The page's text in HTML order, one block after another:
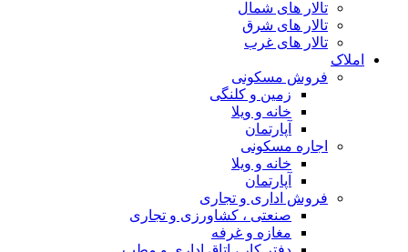
تالار های شمال
تالار های شرق
تالار های غرب
املاک
فروش مسکونی
زمین و کلنگی
خانه و ویلا
آپارتمان
اجاره مسکونی
خانه و ویلا
آپارتمان
فروش اداری و تجاری
صنعتی ، کشاورزی و تجاری
مغازه و غرفه